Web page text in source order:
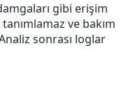
gibi erişim
ve bakım
sonrası loglar